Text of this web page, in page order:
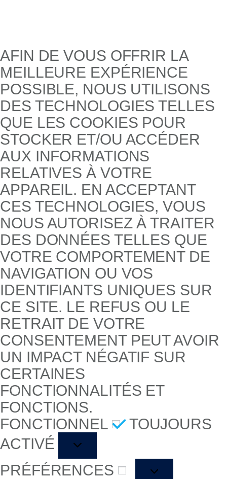
AFIN DE VOUS OFFRIR LA
MEILLEURE EXPÉRIENCE
POSSIBLE, NOUS UTILISONS
DES TECHNOLOGIES TELLES
QUE LES COOKIES POUR
STOCKER ET/OU ACCÉDER
AUX INFORMATIONS
RELATIVES À VOTRE
APPAREIL. EN ACCEPTANT
CES TECHNOLOGIES, VOUS
NOUS AUTORISEZ À TRAITER
DES DONNÉES TELLES QUE
VOTRE COMPORTEMENT DE
NAVIGATION OU VOS
IDENTIFIANTS UNIQUES SUR
CE SITE. LE REFUS OU LE
RETRAIT DE VOTRE
CONSENTEMENT PEUT AVOIR
UN IMPACT NÉGATIF SUR
CERTAINES
FONCTIONNALITÉS ET
FONCTIONS.
FONCTIONNEL
TOUJOURS
ACTIVÉ
PRÉFÉRENCES